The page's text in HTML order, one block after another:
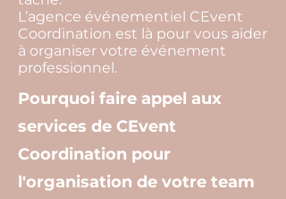
L’agence événementiel CEvent
Coordination est là pour vous aider
à organiser votre événement
professionnel.
Pourquoi faire appel aux
services de CEvent
Coordination pour
l'organisation de votre team